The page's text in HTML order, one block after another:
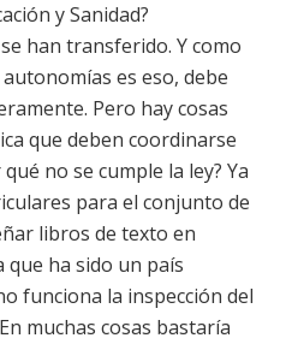
y Sanidad?
han transferido. Y como
es eso, debe
Pero hay cosas
que deben coordinarse
no se cumple la ley? Ya
para el conjunto de
libros de texto en
que ha sido un país
funciona la inspección del
muchas cosas bastaría